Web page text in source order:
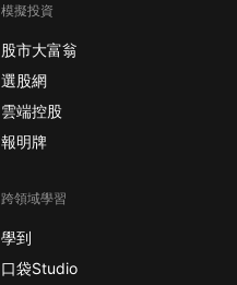
模擬投資
股市大富翁
選股網
雲端控股
報明牌
跨領域學習
學到
口袋Studio